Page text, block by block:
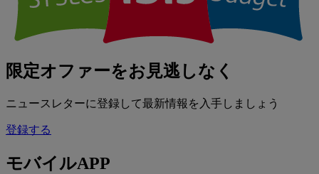
限定オファーをお見逃しなく
ニュースレターに登録して最新情報を入手しましょう
登録する
モバイルAPP